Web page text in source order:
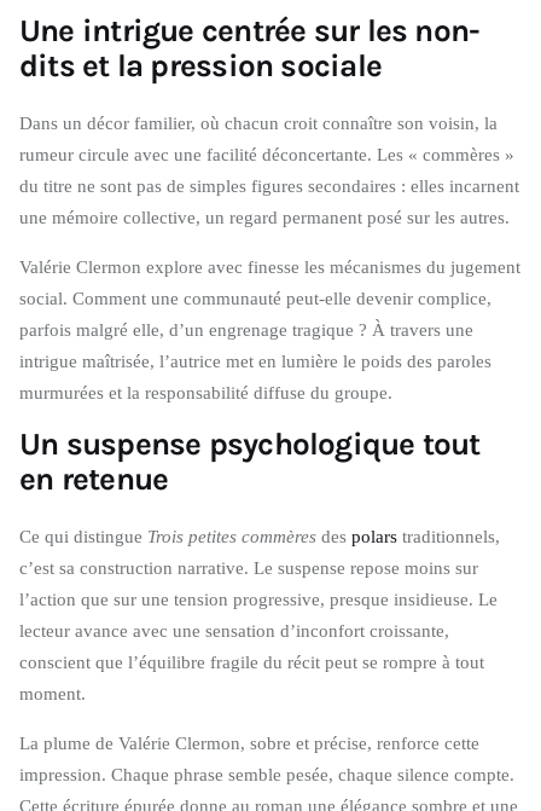
Une intrigue centrée sur les non-
dits et la pression sociale
Dans un décor familier, où chacun croit connaître son voisin, la
rumeur circule avec une facilité déconcertante. Les « commères »
du titre ne sont pas de simples figures secondaires : elles incarnent
une mémoire collective, un regard permanent posé sur les autres.
Valérie Clermon explore avec finesse les mécanismes du jugement
social. Comment une communauté peut-elle devenir complice,
parfois malgré elle, d’un engrenage tragique ? À travers une
intrigue maîtrisée, l’autrice met en lumière le poids des paroles
murmurées et la responsabilité diffuse du groupe.
Un suspense psychologique tout
en retenue
Ce qui distingue Trois petites commères des polars traditionnels,
c’est sa construction narrative. Le suspense repose moins sur
l’action que sur une tension progressive, presque insidieuse. Le
lecteur avance avec une sensation d’inconfort croissante,
conscient que l’équilibre fragile du récit peut se rompre à tout
moment.
La plume de Valérie Clermon, sobre et précise, renforce cette
impression. Chaque phrase semble pesée, chaque silence compte.
Cette écriture épurée donne au roman une élégance sombre et une